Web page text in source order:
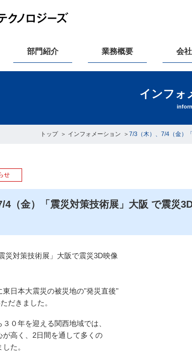
部門紹介 業務概要 会
インフォ
トップ インフォメーション 7/3（木）、7/4（金）
せ
4（金）「震災対策技術展」大阪 で震災
災対策技術展」大阪で震災3D映像
日本大震災の被災地の"発災直後"
だきました。
０年を迎える関西地域では、
が高く、2日間を通して多くの
た。